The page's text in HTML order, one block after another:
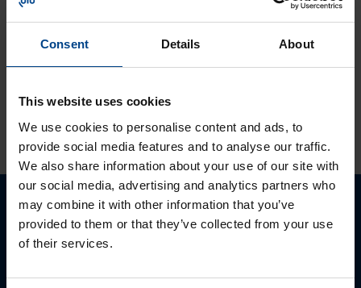
Consent Details About
This website uses cookies
We use cookies to personalise content and ads, to
provide social media features and to analyse our traffic.
We also share information about your use of our site with
our social media, advertising and analytics partners who
may combine it with other information that you’ve
provided to them or that they’ve collected from your use
of their services.
UUTUUS:
Ilmakatkaisijasarja
Ota yhteyttä!
parhaan ratkaisun. Otathan yhteyttä puhelimitse,